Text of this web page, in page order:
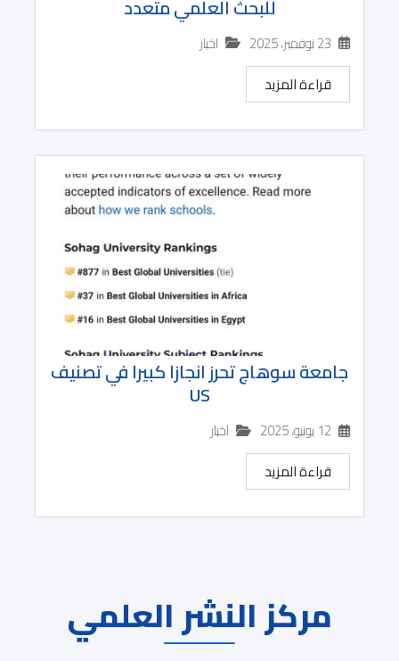
للبحث العلمي متعدد
23 نوفمبر، 2025
اخبار
قراءة المزيد
جامعة سوهاج تحرز انجازا كبيرا في تصنيف
US
12 يونيو، 2025
اخبار
قراءة المزيد
مركز النشر العلمي